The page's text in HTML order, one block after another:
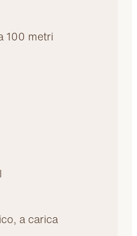
100 metri
a carica